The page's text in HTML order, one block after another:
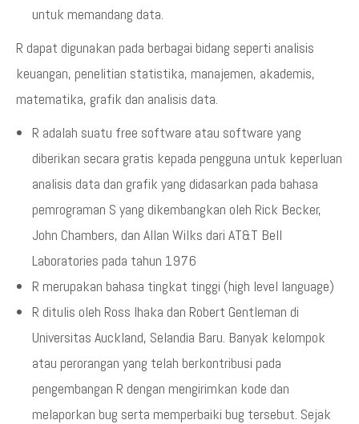
untuk memandang data.
R dapat digunakan pada berbagai bidang seperti analisis
keuangan, penelitian statistika, manajemen, akademis,
matematika, grafik dan analisis data.
R adalah suatu free software atau software yang
diberikan secara gratis kepada pengguna untuk keperluan
analisis data dan grafik yang didasarkan pada bahasa
pemrograman S yang dikembangkan oleh Rick Becker,
John Chambers, dan Allan Wilks dari AT&T Bell
Laboratories pada tahun 1976
R merupakan bahasa tingkat tinggi (high level language)
R ditulis oleh Ross Ihaka dan Robert Gentleman di
Universitas Auckland, Selandia Baru. Banyak kelompok
atau perorangan yang telah berkontribusi pada
pengembangan R dengan mengirimkan kode dan
melaporkan bug serta memperbaiki bug tersebut. Sejak